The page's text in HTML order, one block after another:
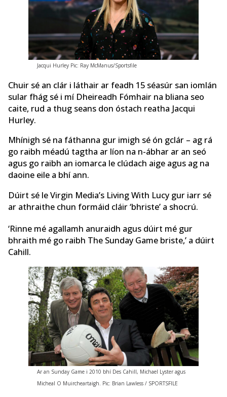
Jacqui Hurley Pic: Ray McManus/Sportsfile
Chuir sé an clár i láthair ar feadh 15 séasúr san iomlán
sular fhág sé i mí Dheireadh Fómhair na bliana seo
caite, rud a thug seans don óstach reatha Jacqui
Hurley.
Mhínigh sé na fáthanna gur imigh sé ón gclár – ag rá
go raibh méadú tagtha ar líon na n-ábhar ar an seó
agus go raibh an iomarca le clúdach aige agus ag na
daoine eile a bhí ann.
Dúirt sé le Virgin Media’s Living With Lucy gur iarr sé
ar athraithe chun formáid cláir ‘bhriste’ a shocrú.
‘Rinne mé agallamh anuraidh agus dúirt mé gur
bhraith mé go raibh The Sunday Game briste,’ a dúirt
Cahill.
Ar an Sunday Game i 2010 bhí Des Cahill, Michael Lyster agus
Micheal O Muircheartaigh. Pic: Brian Lawless / SPORTSFILE